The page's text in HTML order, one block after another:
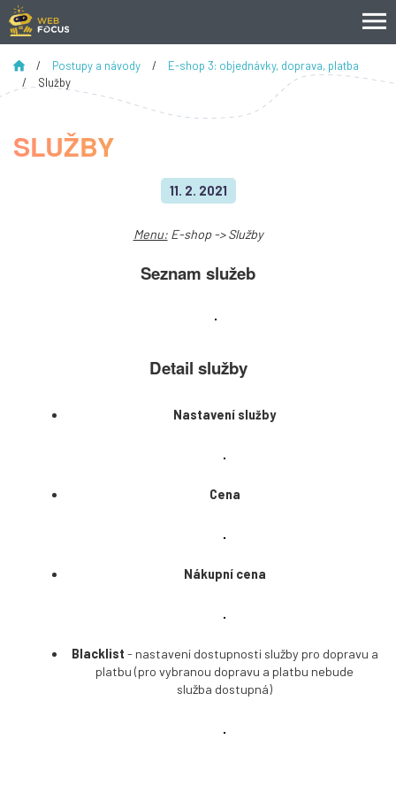
SLUŽBY
/ Postupy a návody /
E-shop 3: objednávky, doprava, platba
/
Služby
11. 2. 2021
Menu:E-shop -> Služby
Seznam služeb
Detail služby
Nastavení služby
Cena
Nákupní cena
Blacklist - nastavení dostupnosti služby pro dopravu a
platbu (pro vybranou dopravu a platbu nebude
služba dostupná)